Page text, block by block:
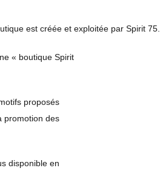
est créée et exploitée par Spirit 75.
« boutique Spirit
proposés
promotion des
disponible en